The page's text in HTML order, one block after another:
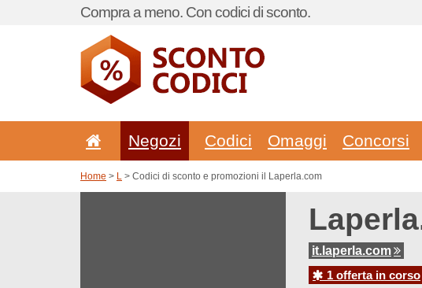
Compra a meno. Con codici di sconto.
Negozi Codici Omaggi Concorsi
Home > L > Codici di sconto e promozioni il Laperla.com
it.laperla.com
1 offerta in corso